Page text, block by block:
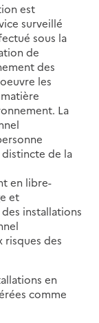
est
surveillé
sous la
de
des
les
La
de la
en libre-
et
des installations
des
en
comme